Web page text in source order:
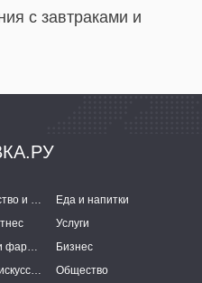
с завтраками и
Строительство и ремонт
Еда и напитки
Услуги
Медицина и фармацевтика
Бизнес
Культура и искусство
Общество